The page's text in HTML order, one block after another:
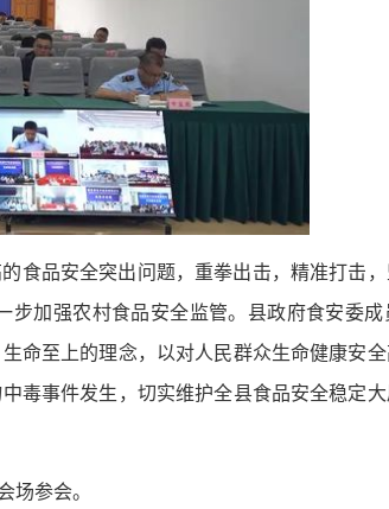
食品安全突出问题，重拳出击，精准打击
加强农村食品安全监管。县政府食安委
命至上的理念，以对人民群众生命健康安
毒事件发生，切实维护全县食品安全稳定
场参会。